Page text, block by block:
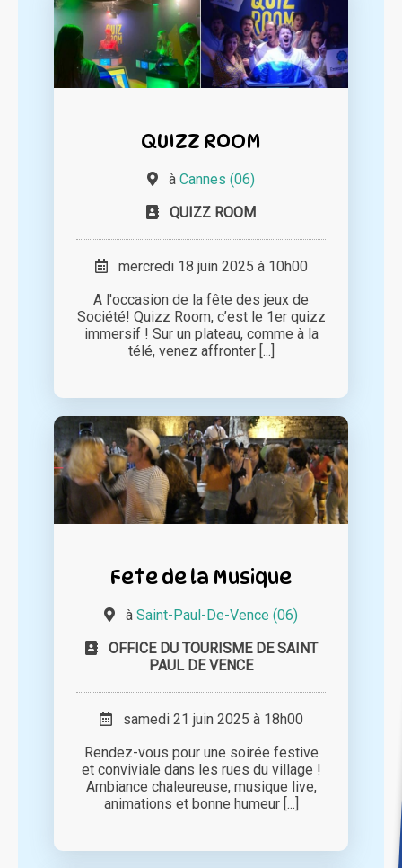
QUIZZ ROOM
à Cannes (06)
QUIZZ ROOM
mercredi 18 juin 2025 à 10h00
A l'occasion de la fête des jeux de
Société! Quizz Room, c’est le 1er quizz
immersif ! Sur un plateau, comme à la
télé, venez affronter [...]
Fete de la Musique
à Saint-Paul-De-Vence (06)
OFFICE DU TOURISME DE SAINT
PAUL DE VENCE
samedi 21 juin 2025 à 18h00
Rendez-vous pour une soirée festive
et conviviale dans les rues du village !
Ambiance chaleureuse, musique live,
animations et bonne humeur [...]